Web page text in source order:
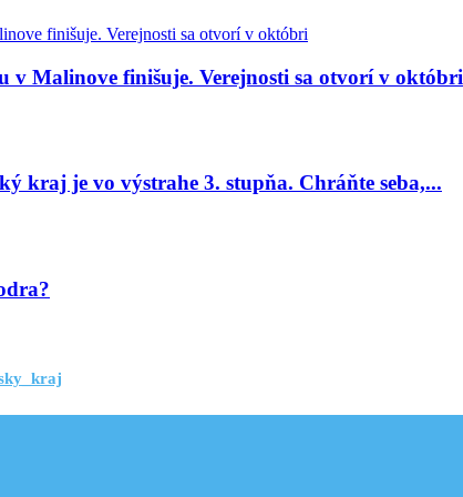
v Malinove finišuje. Verejnosti sa otvorí v októbri
kraj je vo výstrahe 3. stupňa. Chráňte seba,...